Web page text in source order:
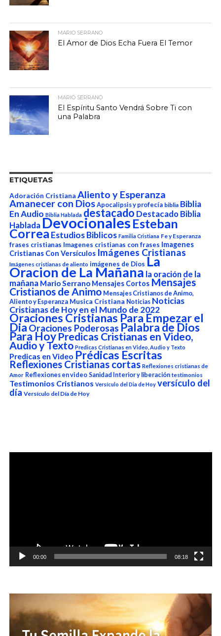
MARIO SERRANO
El Amor de Dios Echa Fuera El Temor
MARIO SERRANO
El Espíritu Santo Vendrá Sobre Ti con
una Palabra
ETIQUETAS
Adoración Cristiana Aliento y Esperanza
Amanecer con Dios Apocalipsis y profecía biblia Biblia
En Audio Biblia Hablada destacado Destacado Biblia
HabladaDevocionalesEsteban
Correa Estudios Biblicos Familia Cristiana Fe y Esperanza
frases cristianas Imagenes cristianas con frases Imagenes
Cristianas Con Versículos Imágenes Cristianas
Imágenes cristianas de aliento imágenes de Dios La
Oracion de La Mañana la oración de la
mañana Mario Serrano Mensajes Cortos Mensajes
Cristianos de Animo Mensajes Cristianos de Animo,
Aliento y Esperanza Musica Cristiana Noticias Noticias
Cristianas de Hoy en el Mundo de 2022
Oraciones Cristianas Para Empezar el
Dia Oraciones Poderosas Palabra de Dios
Para Hoy Predicas Cristianas en Video,
Audio y Texto Predicas Cristianas en Video, Audio y Texto
Predicas en Video Prédicas Escritas
Reflexiones Cristianas cortas Reflexiones cristianas de
Amor Reflexiones en video Sanidad Interior y liberación testimonios
Testimonios Cristianos Versículo del Dia de Hoy versículo del
día Versículo del Día de Hoy
00:00 08:18